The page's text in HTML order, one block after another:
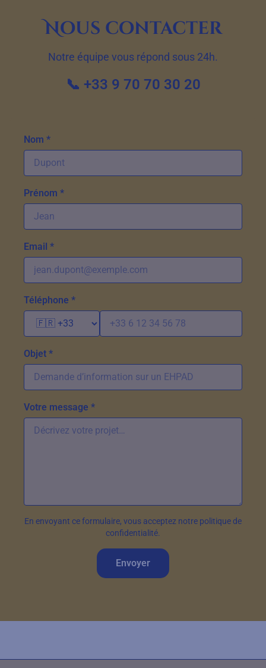
Nous contacter
Notre équipe vous répond sous 24h.
📞 +33 9 70 70 30 20
Nom *
Prénom *
Email *
Téléphone *
Objet *
Votre message *
En envoyant ce formulaire, vous acceptez notre politique de
confidentialité.
Envoyer